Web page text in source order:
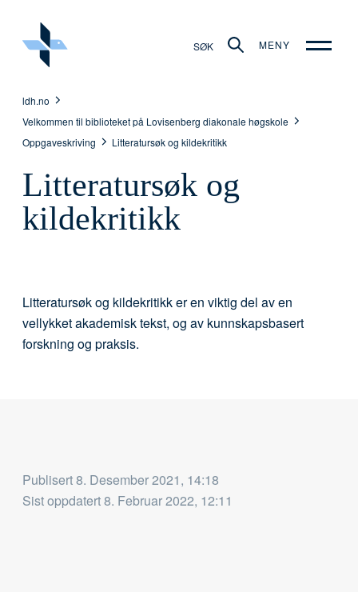
SØK MENY
ldh.no
Velkommen til biblioteket på Lovisenberg diakonale høgskole
Oppgaveskriving
Litteratursøk og kildekritikk
Litteratursøk og
kildekritikk
Litteratursøk og kildekritikk er en viktig del av en
vellykket akademisk tekst, og av kunnskapsbasert
forskning og praksis.
Publisert8. Desember 2021, 14:18
Sist oppdatert8. Februar 2022, 12:11